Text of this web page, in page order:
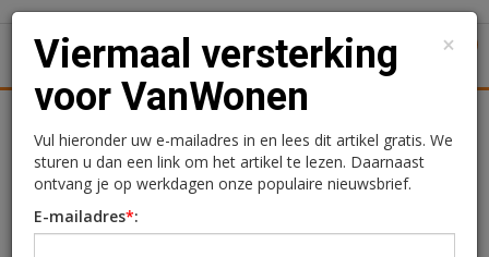
Viermaal versterking voor
VanWonen
×
Viermaal versterking
voor VanWonen
Vul hieronder uw e-mailadres in en lees dit artikel gratis. We
sturen u dan een link om het artikel te lezen. Daarnaast
ontvang je op werkdagen onze populaire nieuwsbrief.
E-mailadres*: